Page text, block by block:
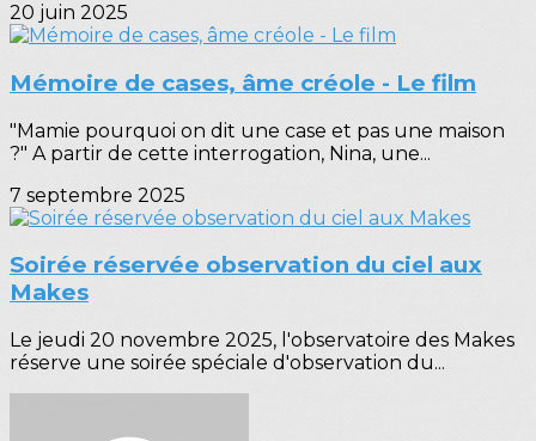
20 juin 2025
Mémoire de cases, âme créole - Le film
"Mamie pourquoi on dit une case et pas une maison
?" A partir de cette interrogation, Nina, une...
7 septembre 2025
Soirée réservée observation du ciel aux
Makes
Le jeudi 20 novembre 2025, l'observatoire des Makes
réserve une soirée spéciale d'observation du...